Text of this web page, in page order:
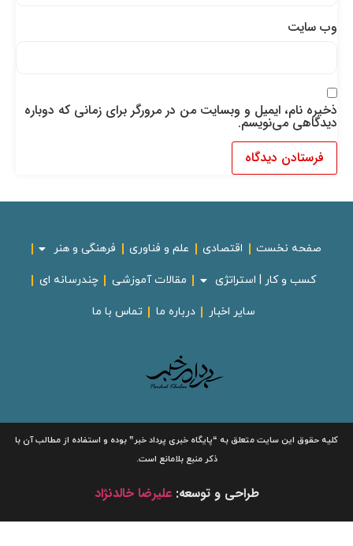
وب‌ سایت
ذخیره نام، ایمیل و وبسایت من در مرورگر برای زمانی که دوباره
دیدگاهی می‌نویسم.
صفحه نخست اقتصادی علم و فناوری فرهنگی و هنر
کسب و کار | استراتژی مقالات آموزشی چندرسانه ای
سایر اخبار درباره ما تماس با ما
کلیه حقوق این سایت متعلق به“پایگاه خبریپرداد خبر”بوده و استفاده از مطالب آن با
ذکر منبع بلامانع است.
طراحی و توسعه:علیرضا خالدنژاد